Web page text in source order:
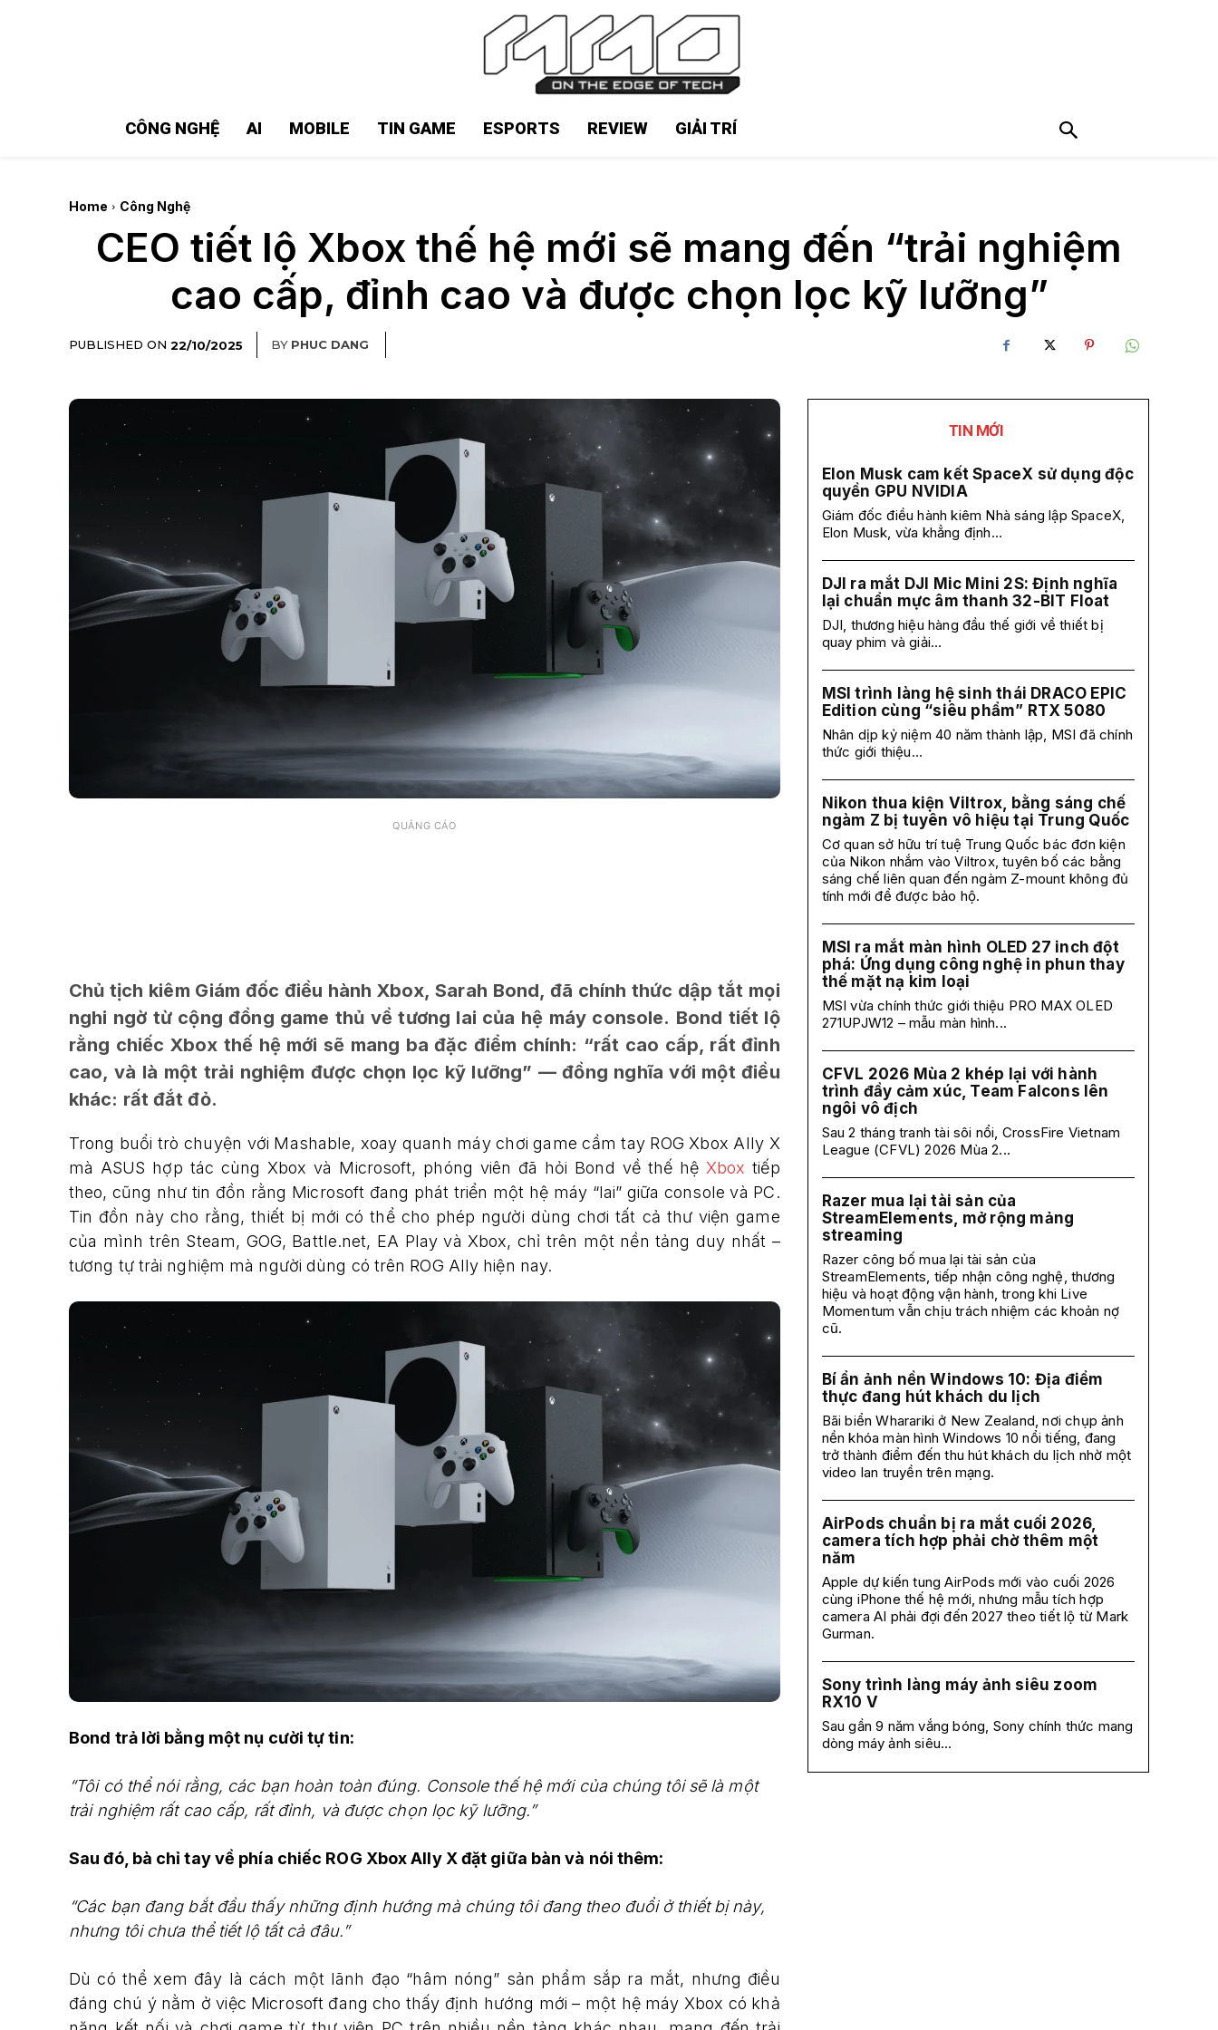
CÔNG NGHỆ AI MOBILE TIN GAME ESPORTS REVIEW GIẢI TRÍ
Home Công Nghệ
CEO tiết lộ Xbox thế hệ mới sẽ mang đến “trải nghiệm
cao cấp, đỉnh cao và được chọn lọc kỹ lưỡng”
PUBLISHED ON 22/10/2025 BY PHUC DANG
QUẢNG CÁO
Chủ tịch kiêm Giám đốc điều hành Xbox, Sarah Bond, đã chính thức dập tắt mọi
nghi ngờ từ cộng đồng game thủ về tương lai của hệ máy console. Bond tiết lộ
rằng chiếc Xbox thế hệ mới sẽ mang ba đặc điểm chính: “rất cao cấp, rất đỉnh
cao, và là một trải nghiệm được chọn lọc kỹ lưỡng” — đồng nghĩa với một điều
khác: rất đắt đỏ.
Trong buổi trò chuyện với Mashable, xoay quanh máy chơi game cầm tay ROG Xbox Ally X
mà ASUS hợp tác cùng Xbox và Microsoft, phóng viên đã hỏi Bond về thế hệ Xbox tiếp
theo, cũng như tin đồn rằng Microsoft đang phát triển một hệ máy “lai” giữa console và PC.
Tin đồn này cho rằng, thiết bị mới có thể cho phép người dùng chơi tất cả thư viện game
của mình trên Steam, GOG, Battle.net, EA Play và Xbox, chỉ trên một nền tảng duy nhất –
tương tự trải nghiệm mà người dùng có trên ROG Ally hiện nay.
Bond trả lời bằng một nụ cười tự tin:
“Tôi có thể nói rằng, các bạn hoàn toàn đúng. Console thế hệ mới của chúng tôi sẽ là một
trải nghiệm rất cao cấp, rất đỉnh, và được chọn lọc kỹ lưỡng.”
Sau đó, bà chỉ tay về phía chiếc ROG Xbox Ally X đặt giữa bàn và nói thêm:
“Các bạn đang bắt đầu thấy những định hướng mà chúng tôi đang theo đuổi ở thiết bị này,
nhưng tôi chưa thể tiết lộ tất cả đâu.”
Dù có thể xem đây là cách một lãnh đạo “hâm nóng” sản phẩm sắp ra mắt, nhưng điều
đáng chú ý nằm ở việc Microsoft đang cho thấy định hướng mới – một hệ máy Xbox có khả
TIN MỚI
Elon Musk cam kết SpaceX sử dụng độc
quyền GPU NVIDIA
Giám đốc điều hành kiêm Nhà sáng lập SpaceX,
Elon Musk, vừa khẳng định...
DJI ra mắt DJI Mic Mini 2S: Định nghĩa
lại chuẩn mực âm thanh 32-BIT Float
DJI, thương hiệu hàng đầu thế giới về thiết bị
quay phim và giải...
MSI trình làng hệ sinh thái DRACO EPIC
Edition cùng “siêu phẩm” RTX 5080
Nhân dịp kỷ niệm 40 năm thành lập, MSI đã chính
thức giới thiệu...
Nikon thua kiện Viltrox, bằng sáng chế
ngàm Z bị tuyên vô hiệu tại Trung Quốc
Cơ quan sở hữu trí tuệ Trung Quốc bác đơn kiện
của Nikon nhắm vào Viltrox, tuyên bố các bằng
sáng chế liên quan đến ngàm Z-mount không đủ
tính mới để được bảo hộ.
MSI ra mắt màn hình OLED 27 inch đột
phá: Ứng dụng công nghệ in phun thay
thế mặt nạ kim loại
MSI vừa chính thức giới thiệu PRO MAX OLED
271UPJW12 – mẫu màn hình...
CFVL 2026 Mùa 2 khép lại với hành
trình đầy cảm xúc, Team Falcons lên
ngôi vô địch
Sau 2 tháng tranh tài sôi nổi, CrossFire Vietnam
League (CFVL) 2026 Mùa 2...
Razer mua lại tài sản của
StreamElements, mở rộng mảng
streaming
Razer công bố mua lại tài sản của
StreamElements, tiếp nhận công nghệ, thương
hiệu và hoạt động vận hành, trong khi Live
Momentum vẫn chịu trách nhiệm các khoản nợ
cũ.
Bí ẩn ảnh nền Windows 10: Địa điểm
thực đang hút khách du lịch
Bãi biển Wharariki ở New Zealand, nơi chụp ảnh
nền khóa màn hình Windows 10 nổi tiếng, đang
trở thành điểm đến thu hút khách du lịch nhờ một
video lan truyền trên mạng.
AirPods chuẩn bị ra mắt cuối 2026,
camera tích hợp phải chờ thêm một
năm
Apple dự kiến tung AirPods mới vào cuối 2026
cùng iPhone thế hệ mới, nhưng mẫu tích hợp
camera AI phải đợi đến 2027 theo tiết lộ từ Mark
Gurman.
Sony trình làng máy ảnh siêu zoom
RX10 V
Sau gần 9 năm vắng bóng, Sony chính thức mang
dòng máy ảnh siêu...